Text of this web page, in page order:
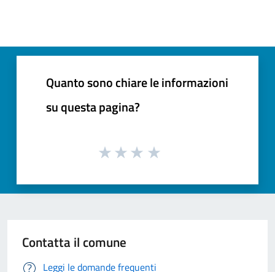
Quanto sono chiare le informazioni
su questa pagina?
Contatta il comune
Leggi le domande frequenti